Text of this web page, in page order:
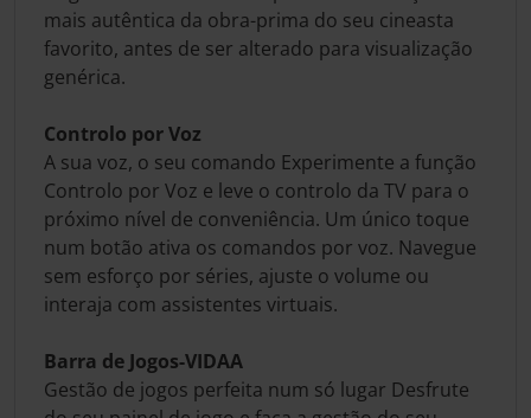
mais autêntica da obra-prima do seu cineasta
favorito, antes de ser alterado para visualização
genérica.
Controlo por Voz
A sua voz, o seu comando Experimente a função
Controlo por Voz e leve o controlo da TV para o
próximo nível de conveniência. Um único toque
num botão ativa os comandos por voz. Navegue
sem esforço por séries, ajuste o volume ou
interaja com assistentes virtuais.
Barra de Jogos-VIDAA
Gestão de jogos perfeita num só lugar Desfrute